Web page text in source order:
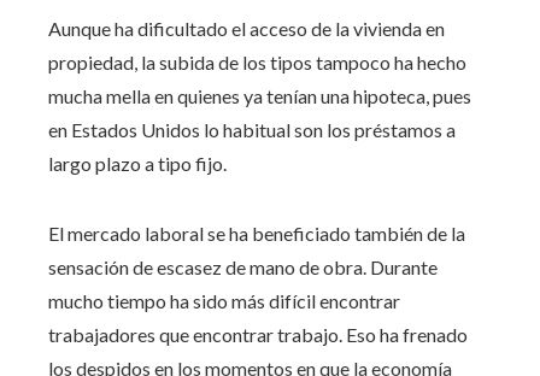
Aunque ha dificultado el acceso de la vivienda en
propiedad, la subida de los tipos tampoco ha hecho
mucha mella en quienes ya tenían una hipoteca, pues
en Estados Unidos lo habitual son los préstamos a
largo plazo a tipo fijo.
El mercado laboral se ha beneficiado también de la
sensación de escasez de mano de obra. Durante
mucho tiempo ha sido más difícil encontrar
trabajadores que encontrar trabajo. Eso ha frenado
los despidos en los momentos en que la economía